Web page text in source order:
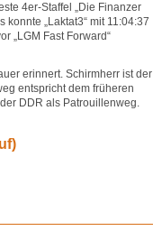
4er-Staffel „Die Finanzer
konnte „Laktat3“ mit 11:04:37
„LGM Fast Forward“
erinnert. Schirmherr ist der
entspricht dem früheren
DDR als Patrouillenweg.